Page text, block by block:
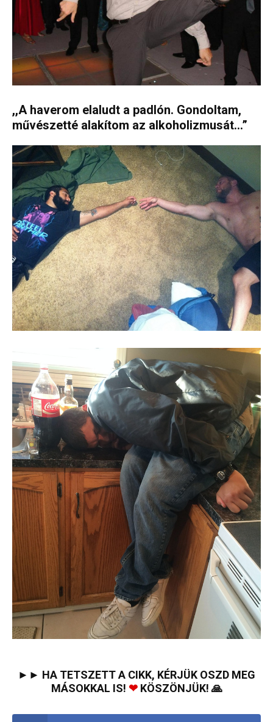
,,A haverom elaludt a padlón. Gondoltam,
művészetté alakítom az alkoholizmusát…”
►► HA TETSZETT A CIKK, KÉRJÜK OSZD MEG
MÁSOKKAL IS! ❤KÖSZÖNJÜK! 🙏